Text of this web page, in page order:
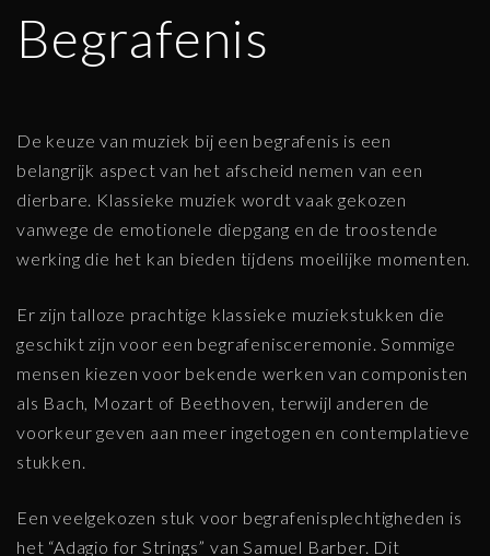
Begrafenis
De keuze van muziek bij een begrafenis is een
belangrijk aspect van het afscheid nemen van een
dierbare. Klassieke muziek wordt vaak gekozen
vanwege de emotionele diepgang en de troostende
werking die het kan bieden tijdens moeilijke momenten.
Er zijn talloze prachtige klassieke muziekstukken die
geschikt zijn voor een begrafenisceremonie. Sommige
mensen kiezen voor bekende werken van componisten
als Bach, Mozart of Beethoven, terwijl anderen de
voorkeur geven aan meer ingetogen en contemplatieve
stukken.
Een veelgekozen stuk voor begrafenisplechtigheden is
het “Adagio for Strings” van Samuel Barber. Dit